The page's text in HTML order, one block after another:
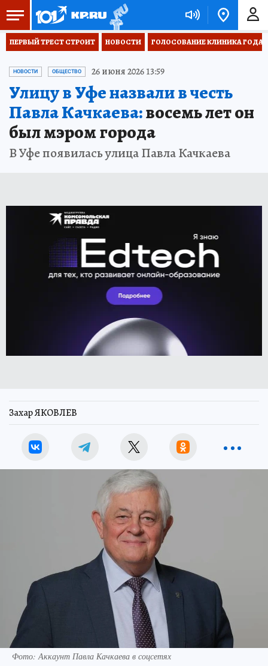
ПЕРВЫЙ ТРЕСТ СТРОИТ НОВОСТИ ГОЛОСОВАНИЕ КЛИНИКА ГОДА
НОВОСТИ ОБЩЕСТВО 26 июня 2026 13:59
Улицу в Уфе назвали в честь
Павла Качкаева:восемь лет он
был мэром города
В Уфе появилась улица Павла Качкаева
Захар ЯКОВЛЕВ
Фото: Аккаунт Павла Качкаева в соцсетях